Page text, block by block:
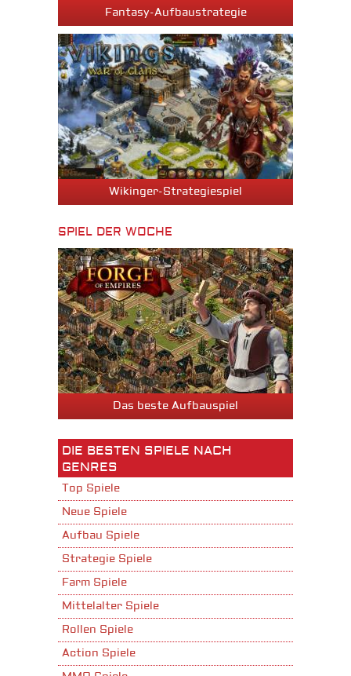
Fantasy-Aufbaustrategie
Wikinger-Strategiespiel
SPIEL DER WOCHE
Das beste Aufbauspiel
DIE BESTEN SPIELE NACH
GENRES
Top Spiele
Neue Spiele
Aufbau Spiele
Strategie Spiele
Farm Spiele
Mittelalter Spiele
Rollen Spiele
Action Spiele